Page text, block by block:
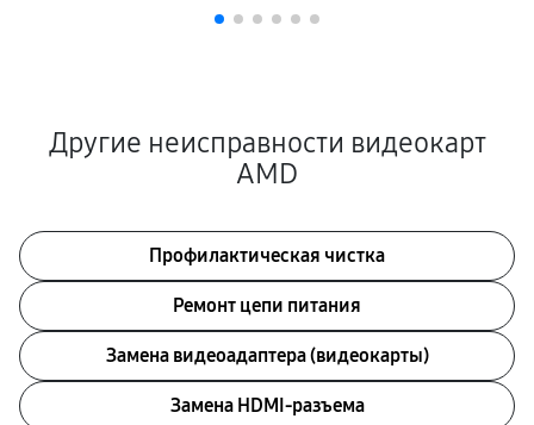
Другие неисправности видеокарт
AMD
Профилактическая чистка
Ремонт цепи питания
Замена видеоадаптера (видеокарты)
Замена HDMI-разъема